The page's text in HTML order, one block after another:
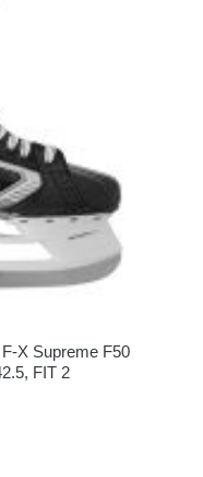
X Supreme F50
FIT 2